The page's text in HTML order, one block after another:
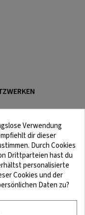
und Konditionen
Verwendung
dir dieser
Durch Cookies
Drittparteien hast du
personalisierte
Cookies und der
Daten zu?